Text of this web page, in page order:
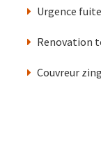
Urgence
Renovation
Couvreur